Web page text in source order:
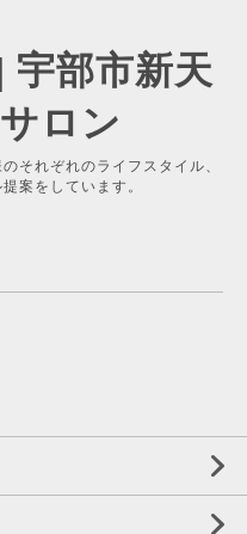
宇部市新天
ロン
それぞれのライフスタイル、
案をしています。